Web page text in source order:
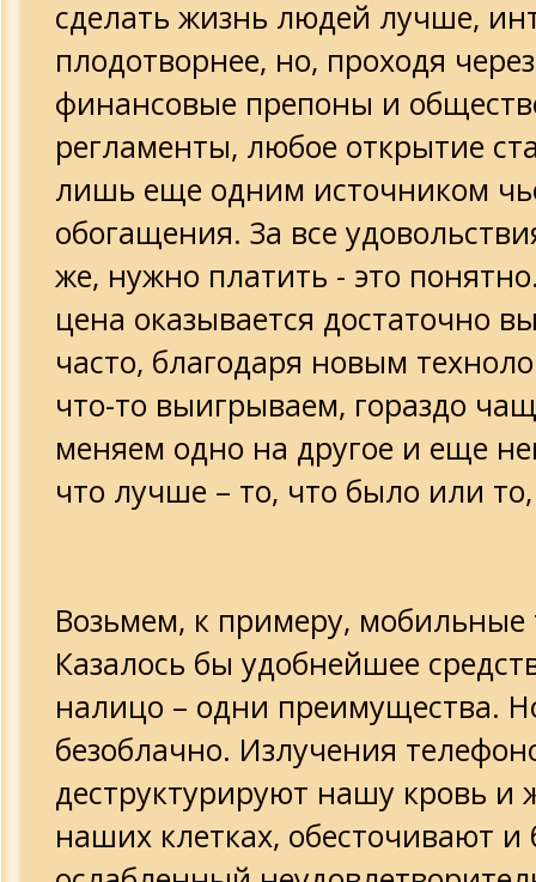
сделать жизнь людей лучше,
плодотворнее, но, проходя через
финансовые препоны и
регламенты, любое открытие
лишь еще одним источником
обогащения. За все
же, нужно платить - это
цена оказывается достаточно
часто, благодаря новым
что-то выигрываем, гораздо
меняем одно на другое и еще
что лучше – то, что было или
Возьмем, к примеру,
Казалось бы удобнейшее
налицо – одни преимущества.
безоблачно. Излучения
деструктурируют нашу кровь и
наших клетках, обесточивают и